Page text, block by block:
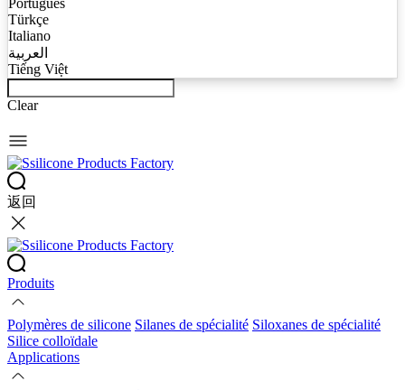
Português
Türkçe
Italiano
العربية
Tiếng Việt
Clear
返回
Produits
Polymères de silicone Silanes de spécialité Siloxanes de spécialité
Silice colloïdale
Applications